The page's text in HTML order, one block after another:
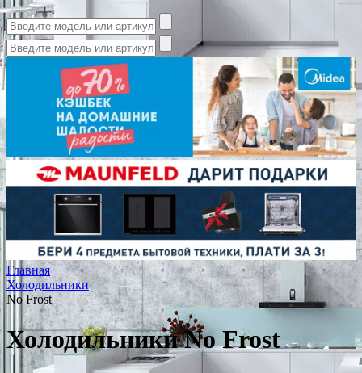
Главная
Холодильники
No Frost
Холодильники No Frost